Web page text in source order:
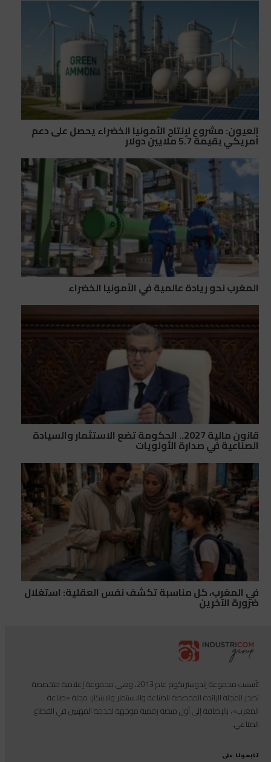
العيون: مشروع لإنتاج الأمونيا الخضراء يحصل على دعم
أمريكي بقيمة 5.7 ملايين دولار
المغرب نحو ريادة عالمية في الأمونيا الخضراء
قانون مالية 2027.. الحكومة تضع الاستثمار والسيادة
الصناعية في صدارة الأولويات
في المغرب، كل مناسبة تكشف نفس العقلية: استغلال
ضرورة الآخرين
تأسست مجموعة إندوستريكوم عام 2013، وهي مجموعة إعلامية متخصصة
تصدر المجلة الرائدة المخصصة للصناعة والاستثمار والابتكار: مجلة «صناعة
المغرب»، بالإضافة إلى أول منصة رقمية موجهة لخدمة المهنيين في القطاع
الصناعي.
تابعونا على